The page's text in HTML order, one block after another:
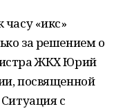
«икс»
за решением о
ЖКХ Юрий
посвященной
с